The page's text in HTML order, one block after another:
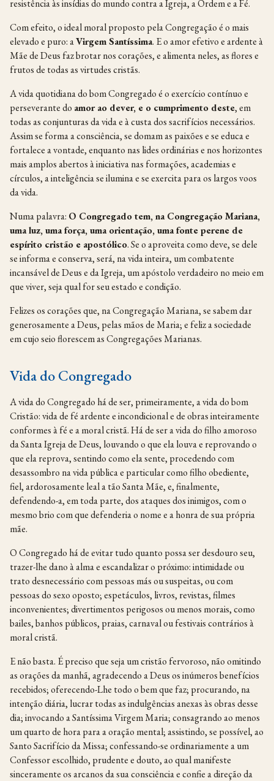
resistência às insídias do mundo contra a Igreja, a Ordem e a Fé.
Com efeito, o ideal moral proposto pela Congregação é o mais
elevado e puro: aVirgem Santíssima. E o amor efetivo e ardente à
Mãe de Deus faz brotar nos corações, e alimenta neles, as flores e
frutos de todas as virtudes cristãs.
A vida quotidiana do bom Congregado é o exercício contínuo e
perseverante do amor ao dever, e o cumprimento deste, em
todas as conjunturas da vida e à custa dos sacrifícios necessários.
Assim se forma a consciência, se domam as paixões e se educa e
fortalece a vontade, enquanto nas lides ordinárias e nos horizontes
mais amplos abertos à iniciativa nas formações, academias e
círculos, a inteligência se ilumina e se exercita para os largos voos
da vida.
Numa palavra: O Congregadotem, na Congregação Mariana,
uma luz, uma força, uma orientação, uma fonte perene de
espírito cristão e apostólico. Se o aproveita como deve, se dele
se informa e conserva, será, na vida inteira, um combatente
incansável de Deus e da Igreja, um apóstolo verdadeiro no meio em
que viver, seja qual for seu estado e condição.
Felizes os corações que, na Congregação Mariana, se sabem dar
generosamente a Deus, pelas mãos de Maria; e feliz a sociedade
em cujo seio florescem as Congregações Marianas.
Vida do Congregado
A vida do Congregado há de ser, primeiramente, a vida do bom
Cristão: vida de fé ardente e incondicional e de obras inteiramente
conformes à fé e a moral cristã. Há de ser a vida do filho amoroso
da Santa Igreja de Deus, louvando o que ela louva e reprovando o
que ela reprova, sentindo como ela sente, procedendo com
desassombro na vida pública e particular como filho obediente,
fiel, ardorosamente leal a tão Santa Mãe, e, finalmente,
defendendo-a, em toda parte, dos ataques dos inimigos, com o
mesmo brio com que defenderia o nome e a honra de sua própria
mãe.
O Congregado há de evitar tudo quanto possa ser desdouro seu,
trazer-lhe dano à alma e escandalizar o próximo: intimidade ou
trato desnecessário com pessoas más ou suspeitas, ou com
pessoas do sexo oposto; espetáculos, livros, revistas, filmes
inconvenientes; divertimentos perigosos ou menos morais, como
bailes, banhos públicos, praias, carnaval ou festivais contrários à
moral cristã.
E não basta. É preciso que seja um cristão fervoroso, não omitindo
as orações da manhã, agradecendo a Deus os inúmeros benefícios
recebidos; oferecendo-Lhe todo o bem que faz; procurando, na
intenção diária, lucrar todas as indulgências anexas às obras desse
dia; invocando a Santíssima Virgem Maria; consagrando ao menos
um quarto de hora para a oração mental; assistindo, se possível, ao
Santo Sacrifício da Missa; confessando-se ordinariamente a um
Confessor escolhido, prudente e douto, ao qual manifeste
sinceramente os arcanos da sua consciência e confie a direção da